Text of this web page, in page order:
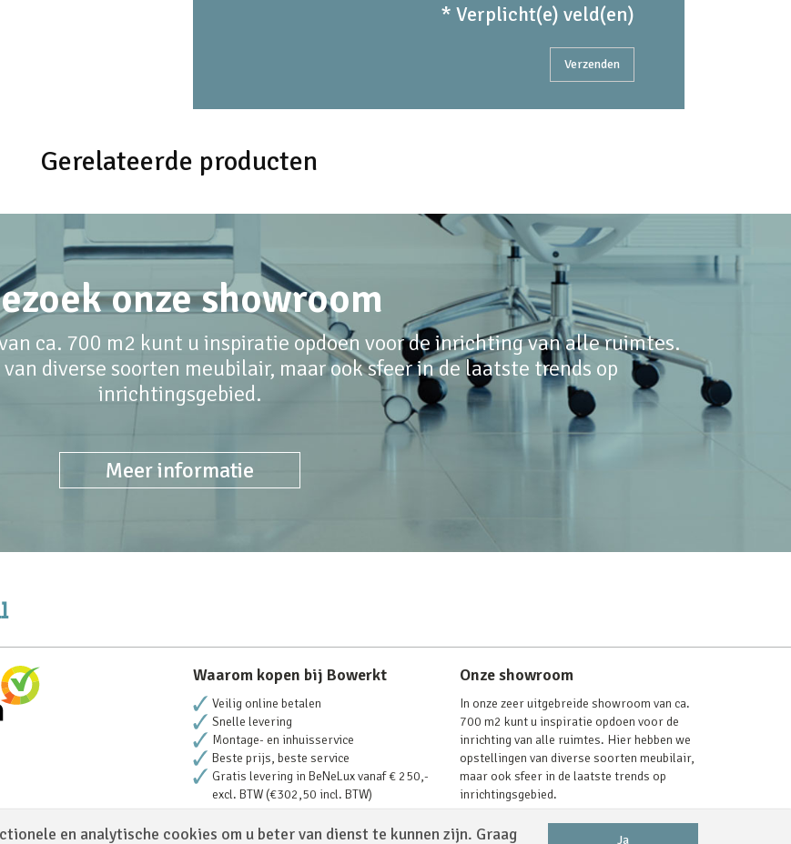
en analytische cookies om u beter van dienst te kunnen zijn. Graag Ja
* Verplicht(e) veld(en)
Gerelateerde producten
onze showroom
ca. 700 m2 kunt u inspiratie opdoen voor de inrichting van alle ruimtes.
diverse soorten meubilair, maar ook sfeer in de laatste trends op
inrichtingsgebied.
Meer informatie
Waarom kopen bij Bowerkt
Veilig online betalen
Snelle levering
Montage- en inhuisservice
Beste prijs, beste service
Gratis levering in BeNeLux vanaf € 250,-
excl. BTW (€302,50 incl. BTW)
Onze showroom
In onze zeer uitgebreide showroom van ca.
700 m2 kunt u inspiratie opdoen voor de
inrichting van alle ruimtes. Hier hebben we
opstellingen van diverse soorten meubilair,
maar ook sfeer in de laatste trends op
inrichtingsgebied.